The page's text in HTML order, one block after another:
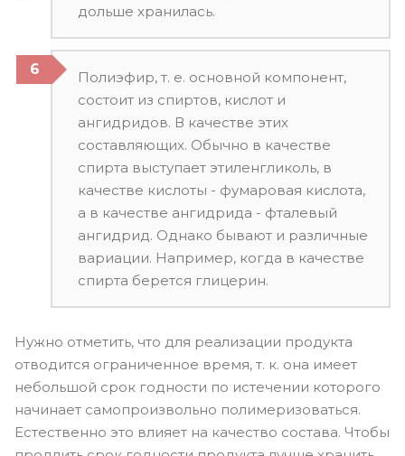
дольше хранилась.
Полиэфир, т. е. основной компонент,
состоит из спиртов, кислот и
ангидридов. В качестве этих
составляющих. Обычно в качестве
спирта выступает этиленгликоль, в
качестве кислоты - фумаровая кислота,
а в качестве ангидрида - фталевый
ангидрид. Однако бывают и различные
вариации. Например, когда в качестве
спирта берется глицерин.
Нужно отметить, что для реализации продукта
отводится ограниченное время, т. к. она имеет
небольшой срок годности по истечении которого
начинает самопроизвольно полимеризоваться.
Естественно это влияет на качество состава. Чтобы